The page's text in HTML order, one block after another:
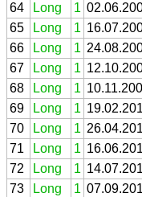
64
Long 1
65
Long 1
66
Long 1
67
Long 1
68
Long 1
69
Long 1
70
Long 1
71
Long 1
72
Long 1
73
Long 1